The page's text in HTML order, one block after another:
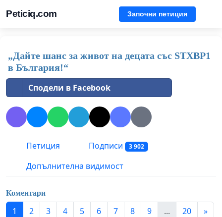
Peticiq.com Започни петиция
„Дайте шанс за живот на децата със STXBP1
в България!“
Сподели в Facebook
Петиция Подписи 3 902
Допълнителна видимост
Коментари
1 2 3 4 5 6 7 8 9 ... 20 »